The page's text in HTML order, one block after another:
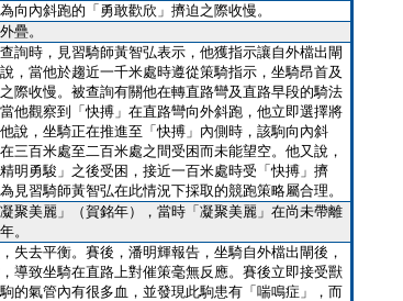
向內斜跑的「勇敢歡欣」擠迫之際收慢。
疊。
詢時，見習騎師黃智弘表示，他獲指示讓自外檔出閘
，當他於趨近一千米處時遵從策騎指示，坐騎昂首及
際收慢。被查詢有關他在轉直路彎及直路早段的騎法
他觀察到「快搏」在直路彎向外斜跑，他立即選擇將
說，坐騎正在推進至「快搏」內側時，該駒向內斜
三百米處至二百米處之間受困而未能望空。他又說，
明勇駿」之後受困，接近一百米處時受「快搏」擠
見習騎師黃智弘在此情況下採取的競跑策略屬合理。
聚美麗」（賀銘年），當時「凝聚美麗」在尚未帶離
。
失去平衡。賽後，潘明輝報告，坐騎自外檔出閘後，
導致坐騎在直路上對催策毫無反應。賽後立即接受獸
的氣管內有很多血，並發現此駒患有「喘鳴症」，而